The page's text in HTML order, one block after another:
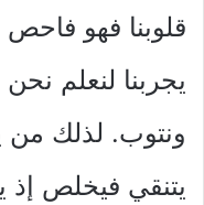
قلوبنا فهو فاحص
يجربنا لنعلم
ونتوب. لذلك من
يتنقي فيخلص إذ